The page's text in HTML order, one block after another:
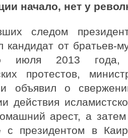
начало, нет у
следом
кандидат от
2013 года,
протестов,
объявил о
действия
арест, а
с президентом в